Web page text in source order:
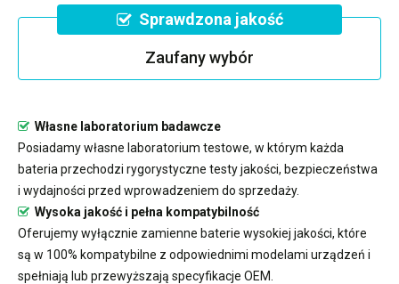
Sprawdzona jakość
Zaufany wybór
Własne laboratorium badawcze
Posiadamy własne laboratorium testowe, w którym każda
bateria przechodzi rygorystyczne testy jakości, bezpieczeństwa
i wydajności przed wprowadzeniem do sprzedaży.
Wysoka jakość i pełna kompatybilność
Oferujemy wyłącznie zamienne baterie wysokiej jakości, które
są w 100% kompatybilne z odpowiednimi modelami urządzeń i
spełniają lub przewyższają specyfikacje OEM.